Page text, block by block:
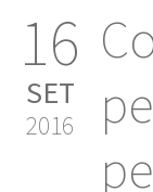
16
SET
2016